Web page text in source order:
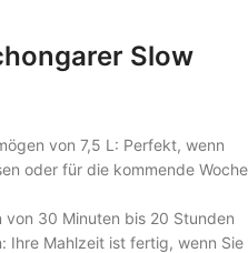
Slow
von 7,5 L: Perfekt, wenn
oder für die kommende Woche
von 30 Minuten bis 20 Stunden
Ihre Mahlzeit ist fertig, wenn Sie